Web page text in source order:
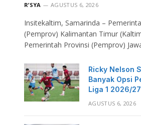
R’SYA AGUSTUS 6, 2026
Insitekaltim, Samarinda –
(Pemprov) Kalimantan Timur
Pemerintah Provinsi (Pemprov)
Ricky Nelson
Banyak Opsi
Liga 1 2026/27
AGUSTUS 6, 2026